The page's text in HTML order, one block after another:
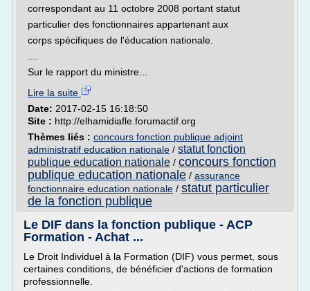
correspondant au 11 octobre 2008 portant statut
particulier des fonctionnaires appartenant aux
corps spécifiques de l'éducation nationale.
Sur le rapport du ministre...
Lire la suite
Date: 2017-02-15 16:18:50
Site : http://elhamidiafle.forumactif.org
Thèmes liés : concours fonction publique adjoint
administratif education nationale / statut fonction
publique education nationale / concours fonction
publique education nationale / assurance
fonctionnaire education nationale / statut particulier
de la fonction publique
Le DIF dans la fonction publique - ACP
Formation - Achat ...
Le Droit Individuel à la Formation (DIF) vous permet, sous
certaines conditions, de bénéficier d'actions de formation
professionnelle.